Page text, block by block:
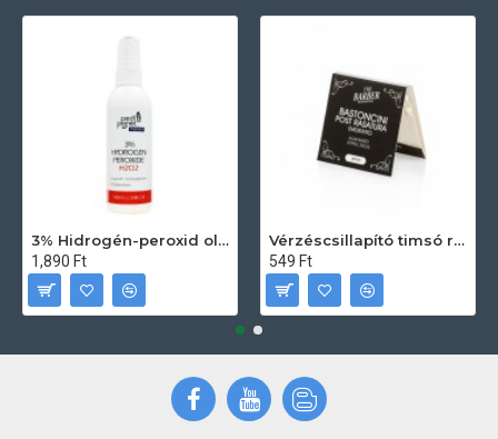
3% Hidrogén-peroxid oldat (sebfertőtlenítő) 100ml
1,890 Ft
Vérzéscsillapító timsó rúd 20db
549 Ft